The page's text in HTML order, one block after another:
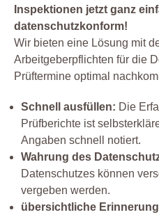
Inspektionen jetzt ganz
datenschutzkonform!
Wir bieten eine Lösung mit
Arbeitgeberpflichten für die
Prüftermine optimal
Schnell ausfüllen: Die
Prüfberichte ist
Angaben schnell notiert.
Wahrung des
Datenschutzes können
vergeben werden.
übersichtliche